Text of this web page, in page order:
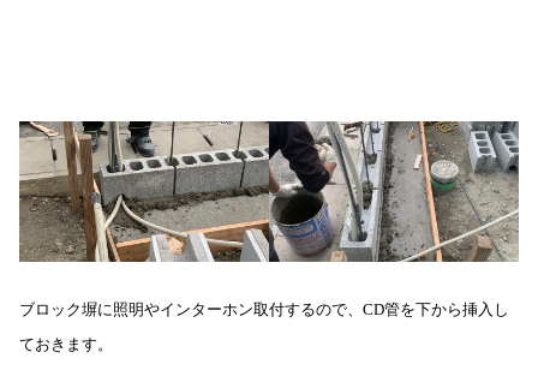
ブロック塀に照明やインターホン取付するので、CD管を下から挿入し
ておきます。